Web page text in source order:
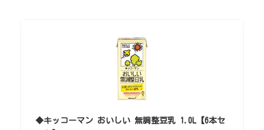
◆キッコーマン おいしい 無調整豆乳 1.0L【6本セ